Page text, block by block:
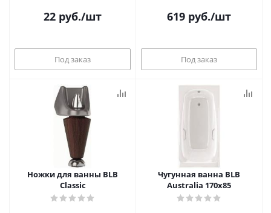
22 руб./шт
Под заказ
619 руб./шт
Под заказ
Ножки для ванны BLB
Classic
Чугунная ванна BLB
Australia 170x85